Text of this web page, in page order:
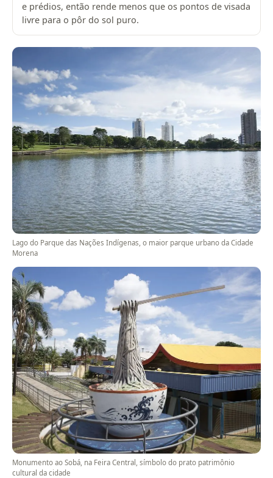
e prédios, então rende menos que os pontos de visada
livre para o pôr do sol puro.
Lago do Parque das Nações Indígenas, o maior parque urbano da Cidade
Morena
Monumento ao Sobá, na Feira Central, símbolo do prato patrimônio
cultural da cidade